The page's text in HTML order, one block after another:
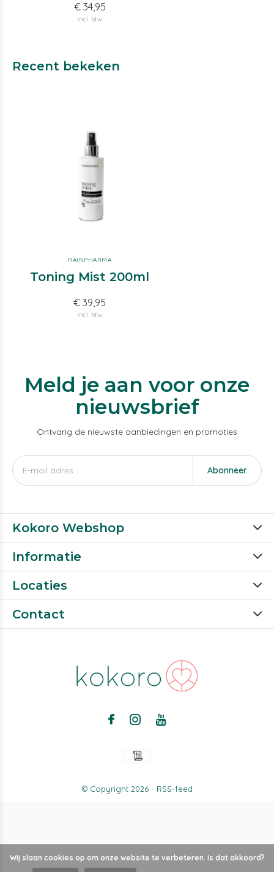
€ 34,95
Incl. btw
Recent bekeken
RAINPHARMA
Toning Mist 200ml
€ 39,95
Incl. btw
Meld je aan voor onze
nieuwsbrief
Ontvang de nieuwste aanbiedingen en promoties
Abonneer
Kokoro Webshop
Informatie
Locaties
Contact
© Copyright 2026- RSS-feed
Wij slaan cookies op om onze website te verbeteren. Is dat akkoord?